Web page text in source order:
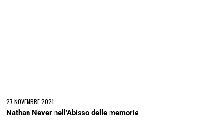
27 NOVEMBRE 2021
Nathan Never nell’Abisso delle memorie